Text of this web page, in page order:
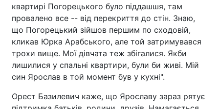
квартирі Погорецького було піддашшя, там
провалено все -- від перекриття до стін. Знаю,
що Погорецький зійшов першим по сходовій,
кликав Юрка Арабського, але той затримувався
трохи вище. Мої дівчата теж збігалися. Якби
лишилися у спальні квартири, були би живі. Мій
син Ярослав в той момент був у кухні".
Орест Базилевич каже, що Ярославу зараз рятує